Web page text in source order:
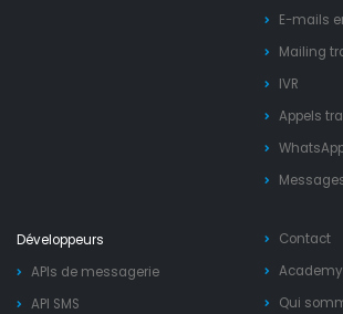
E-mails
Mailing
IVR
Appels
Développeurs
APIs de messagerie
API SMS
Contact
Academy
Qui